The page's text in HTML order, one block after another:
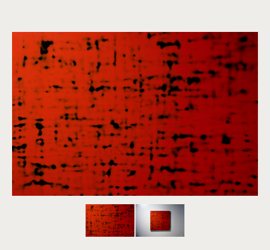
TOP
MATERIALS
PRODUCTS
ARTWORK
PROJECTS
ZH